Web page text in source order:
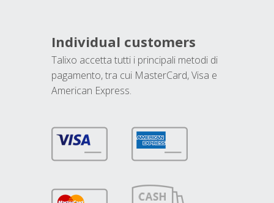
Individual customers
Talixo accetta tutti i principali metodi di
pagamento, tra cui MasterCard, Visa e
American Express.